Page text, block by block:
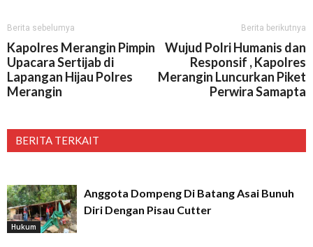
Berita sebelumya
Kapolres Merangin Pimpin
Upacara Sertijab di
Lapangan Hijau Polres
Merangin
Berita berikutnya
Wujud Polri Humanis dan
Responsif , Kapolres
Merangin Luncurkan Piket
Perwira Samapta
BERITA TERKAIT
Hukum
Anggota Dompeng Di Batang Asai Bunuh
Diri Dengan Pisau Cutter